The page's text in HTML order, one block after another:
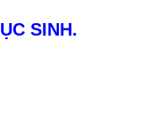
SINH.